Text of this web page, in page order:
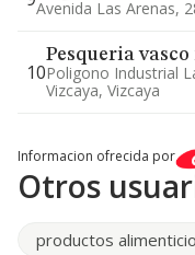
Avenida Las Arenas,
10
Pesqueria
Poligono Industrial
Vizcaya, Vizcaya
Informacion ofrecida por
Otros
productos